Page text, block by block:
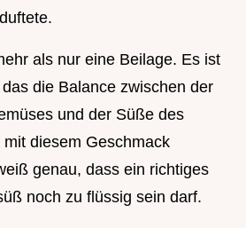
als nur eine Beilage. Es ist
die Balance zwischen der
und der Süße des
diesem Geschmack
genau, dass ein richtiges
noch zu flüssig sein darf.